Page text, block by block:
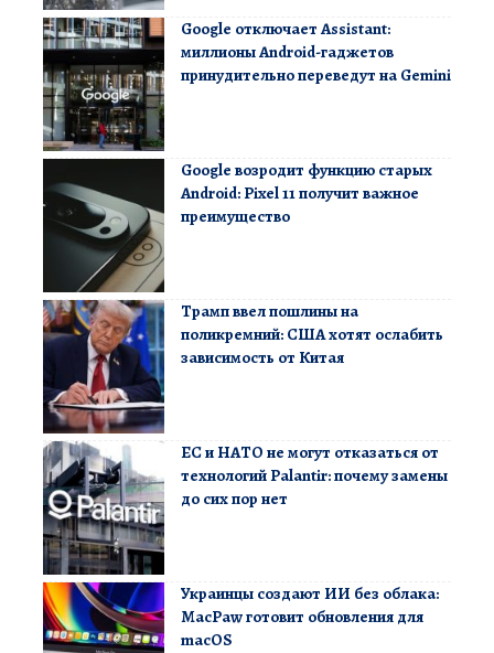
Google отключает Assistant:
миллионы Android-гаджетов
принудительно переведут на Gemini
Google возродит функцию старых
Android: Pixel 11 получит важное
преимущество
Трамп ввел пошлины на
поликремний: США хотят ослабить
зависимость от Китая
ЕС и НАТО не могут отказаться от
технологий Palantir: почему замены
до сих пор нет
Украинцы создают ИИ без облака:
MacPaw готовит обновления для
macOS